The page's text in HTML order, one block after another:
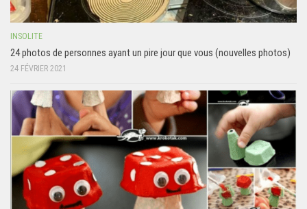
INSOLITE
24 photos de personnes ayant un pire jour que vous (nouvelles photos)
24 FÉVRIER 2021